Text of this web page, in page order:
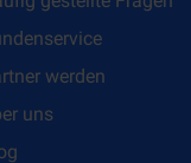
werden
uns